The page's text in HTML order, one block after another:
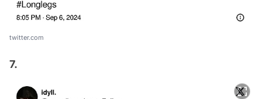
twitter.com
7.